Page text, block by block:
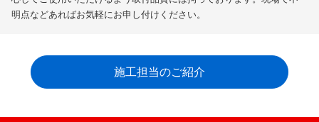
明点などあればお気軽にお申し付けください。
施工担当のご紹介